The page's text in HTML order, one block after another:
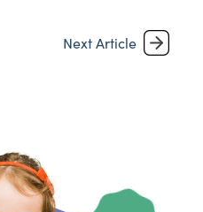
Next Article